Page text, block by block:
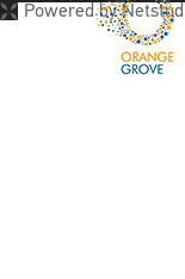
Powered by